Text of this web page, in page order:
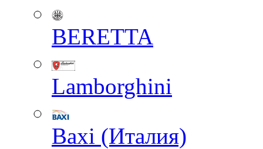
BERETTA
Lamborghini
Baxi (Италия)